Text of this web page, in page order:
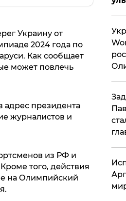
Украину от
2024 года по
Как сообщает
может повлечь
президента
журналистов и
из РФ и
того, действия
на Олимпийский